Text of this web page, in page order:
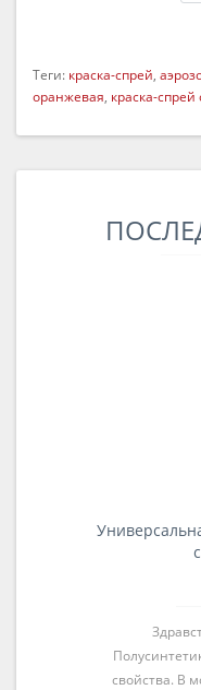
Теги: краска-спрей,
оранжевая, краска-
свойства. В